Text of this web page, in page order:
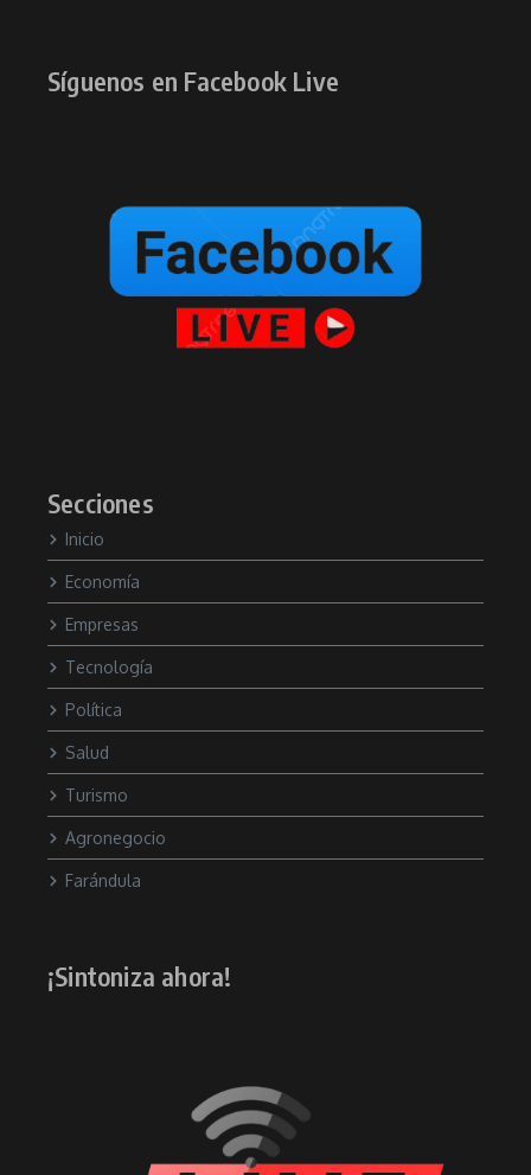
Síguenos en Facebook Live
Secciones
Inicio
Economía
Empresas
Tecnología
Política
Salud
Turismo
Agronegocio
Farándula
¡Sintoniza ahora!